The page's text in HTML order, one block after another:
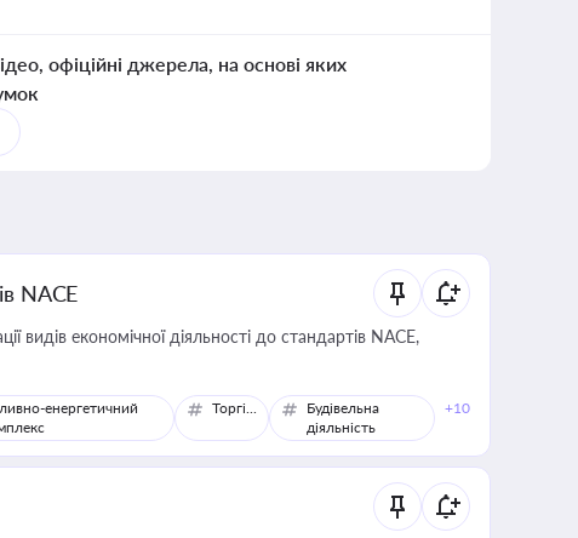
офіційні джерела, на основі яких
NACE
видів економічної діяльності до стандартів NACE,
енергетичний
Торгівля
Будівельна
діяльність
+10